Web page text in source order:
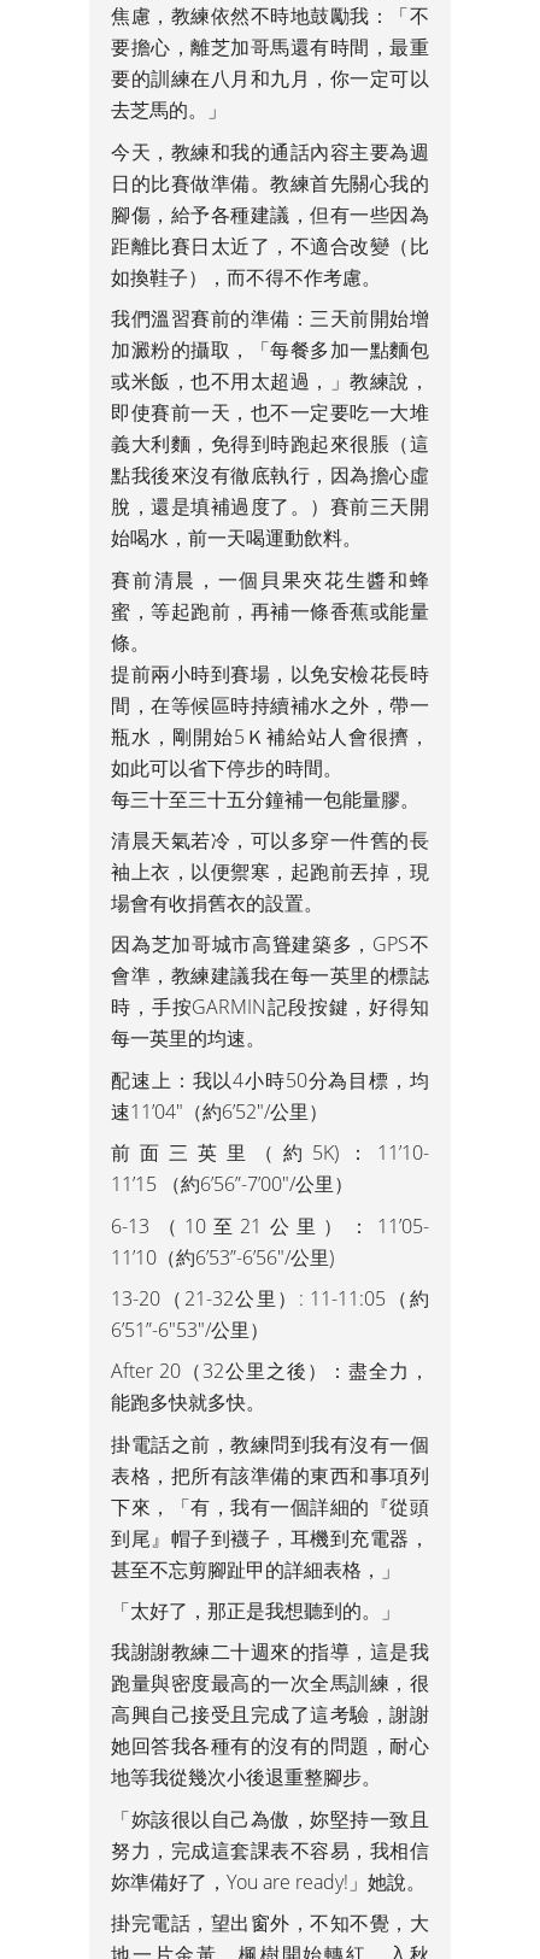
焦慮，教練依然不時地鼓勵我：「不
要擔心，離芝加哥馬還有時間，最重
要的訓練在八月和九月，你一定可以
去芝馬的。」
今天，教練和我的通話內容主要為週
日的比賽做準備。教練首先關心我的
腳傷，給予各種建議，但有一些因為
距離比賽日太近了，不適合改變（比
如換鞋子），而不得不作考慮。
我們溫習賽前的準備：三天前開始增
加澱粉的攝取，「每餐多加一點麵包
或米飯，也不用太超過，」教練說，
即使賽前一天，也不一定要吃一大堆
義大利麵，免得到時跑起來很脹（這
點我後來沒有徹底執行，因為擔心虛
脫，還是填補過度了。）賽前三天開
始喝水，前一天喝運動飲料。
賽前清晨，一個貝果夾花生醬和蜂
蜜，等起跑前，再補一條香蕉或能量
條。
提前兩小時到賽場，以免安檢花長時
間，在等候區時持續補水之外，帶一
瓶水，剛開始5Ｋ補給站人會很擠，
如此可以省下停步的時間。
每三十至三十五分鐘補一包能量膠。
清晨天氣若冷，可以多穿一件舊的長
袖上衣，以便禦寒，起跑前丟掉，現
場會有收捐舊衣的設置。
因為芝加哥城市高聳建築多，GPS不
會準，教練建議我在每一英里的標誌
時，手按GARMIN記段按鍵，好得知
每一英里的均速。
配速上：我以4小時50分為目標，均
速11’04″（約6’52″/公里）
前面三英里（約5K)：11’10-
11’15 （約6’56”-7’00″/公里）
6-13（10至21公里）：11’05-
11’10（約6’53”-6’56″/公里)
13-20（21-32公里）: 11-11:05（約
6’51”-6″53″/公里）
After 20（32公里之後）：盡全力，
能跑多快就多快。
掛電話之前，教練問到我有沒有一個
表格，把所有該準備的東西和事項列
下來，「有，我有一個詳細的『從頭
到尾』帽子到襪子，耳機到充電器，
甚至不忘剪腳趾甲的詳細表格，」
「太好了，那正是我想聽到的。」
我謝謝教練二十週來的指導，這是我
跑量與密度最高的一次全馬訓練，很
高興自己接受且完成了這考驗，謝謝
她回答我各種有的沒有的問題，耐心
地等我從幾次小後退重整腳步。
「妳該很以自己為傲，妳堅持一致且
努力，完成這套課表不容易，我相信
妳準備好了，You are ready!」她說。
掛完電話，望出窗外，不知不覺，大